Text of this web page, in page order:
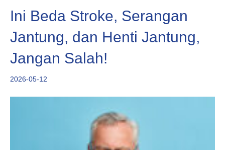
Ini Beda Stroke, Serangan
Jantung, dan Henti Jantung,
Jangan Salah!
2026-05-12